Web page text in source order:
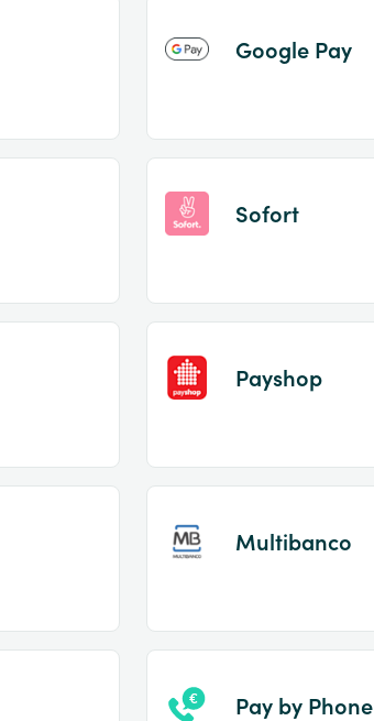
Google Pay
Sofort
Payshop
Multibanco
Pay by Phone